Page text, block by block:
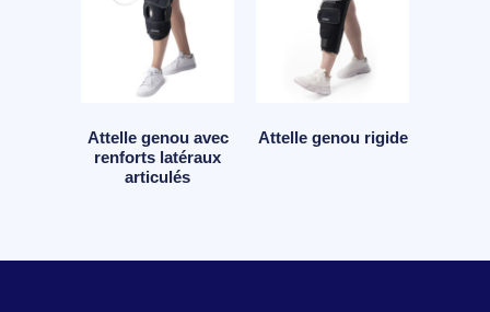
Attelle genou avec
renforts latéraux
articulés
Attelle genou rigide